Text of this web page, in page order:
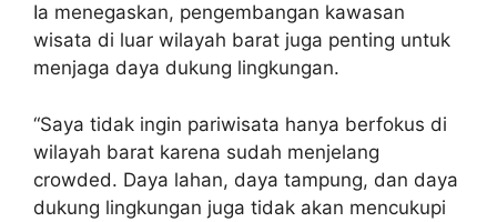
Ia menegaskan, pengembangan kawasan
wisata di luar wilayah barat juga penting untuk
menjaga daya dukung lingkungan.
“Saya tidak ingin pariwisata hanya berfokus di
wilayah barat karena sudah menjelang
crowded. Daya lahan, daya tampung, dan daya
dukung lingkungan juga tidak akan mencukupi